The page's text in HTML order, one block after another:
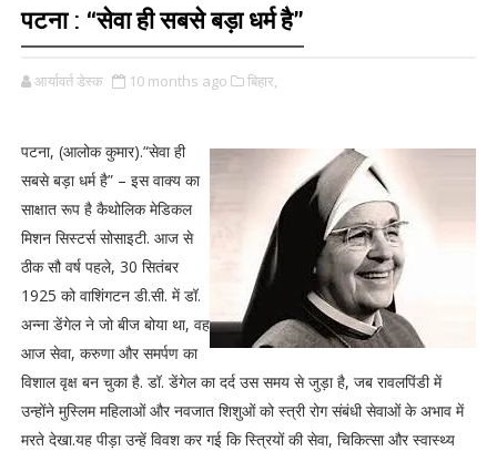
पटना : “सेवा ही सबसे बड़ा धर्म है”
आर्यावर्त डेस्क 10 months ago बिहार,
पटना, (आलोक कुमार).“सेवा ही
सबसे बड़ा धर्म है” – इस वाक्य का
साक्षात रूप है कैथोलिक मेडिकल
मिशन सिस्टर्स सोसाइटी. आज से
ठीक सौ वर्ष पहले, 30 सितंबर
1925 को वाशिंगटन डी.सी. में डॉ.
अन्ना डेंगेल ने जो बीज बोया था, वह
आज सेवा, करुणा और समर्पण का
विशाल वृक्ष बन चुका है. डॉ. डेंगेल का दर्द उस समय से जुड़ा है, जब रावलपिंडी में
उन्होंने मुस्लिम महिलाओं और नवजात शिशुओं को स्त्री रोग संबंधी सेवाओं के अभाव में
मरते देखा.यह पीड़ा उन्हें विवश कर गई कि स्त्रियों की सेवा, चिकित्सा और स्वास्थ्य